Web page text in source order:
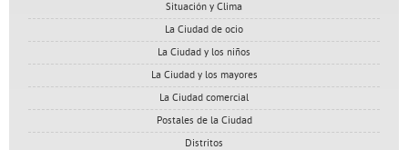
Situación y Clima
La Ciudad de ocio
La Ciudad y los niños
La Ciudad y los mayores
La Ciudad comercial
Postales de la Ciudad
Distritos